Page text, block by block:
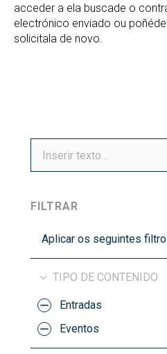
acceder a ela buscade o
electrónico enviado ou
solicitala de novo.
FILTRAR
Aplicar os seguintes
TIPO DE CONTENIDO
Entradas
Eventos